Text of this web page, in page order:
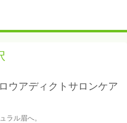
ウアディクトサロンケア
ラル眉へ。